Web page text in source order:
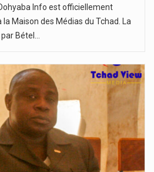
Info est officiellement
la Maison des Médias du Tchad. La
Bétel…